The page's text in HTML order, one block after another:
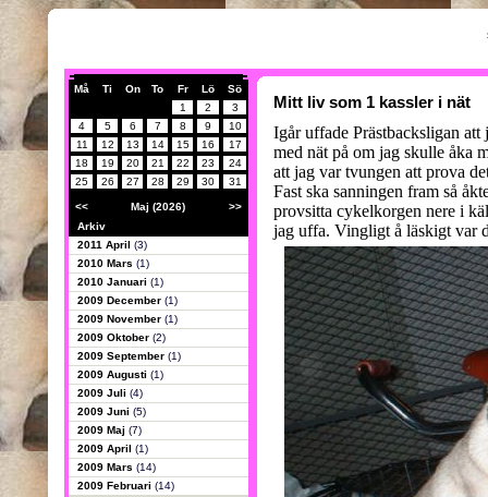
Må Ti On To Fr Lö
Sö
1
2
3
4
5 6 7 8 9
10
11
12 13 14 15 16
17
18
19 20 21 22 23
24
25
26 27 28 29 30 31
<< Maj (2026)
>>
Arkiv
2011 April (3)
2010 Mars (1)
2010 Januari (1)
2009 December (1)
2009 November (1)
2009 Oktober (2)
2009 September (1)
2009 Augusti (1)
2009 Juli (4)
2009 Juni (5)
2009 Maj (7)
2009 April (1)
2009 Mars (14)
2009 Februari (14)
Mitt liv som 1 kassler i nät
Igår uffade Prästbacksligan att
med nät på om jag skulle åka
att jag var tvungen att prova
Fast ska sanningen fram så
provsitta cykelkorgen nere i
jag uffa. Vingligt å läskigt var